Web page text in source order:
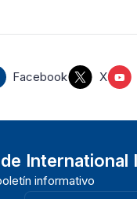
Facebook X
International
informativo